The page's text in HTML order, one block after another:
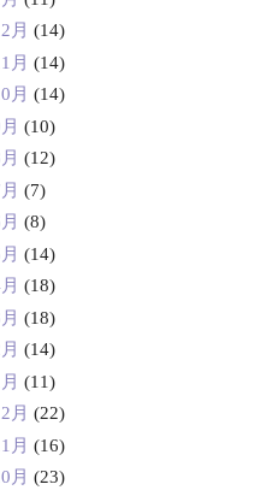
月 (14)
月 (14)
月 (14)
(10)
(12)
(7)
(8)
(14)
(18)
(18)
(14)
(11)
月 (22)
月 (16)
月 (23)